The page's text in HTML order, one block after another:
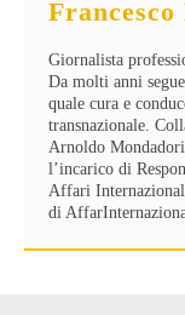
Francesco
Giornalista
Da molti anni
quale cura e
transnazionale.
Arnoldo
l’incarico di
Affari
di